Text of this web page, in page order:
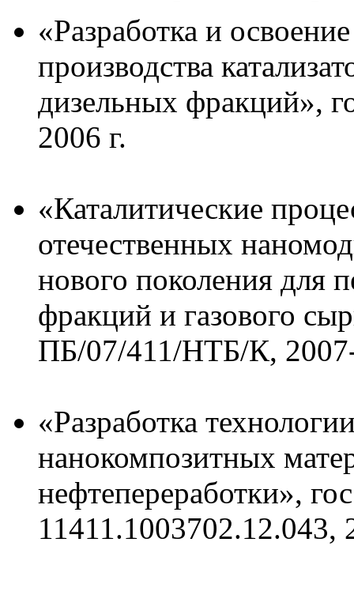
«Разработка и
производства
дизельных фракций»,
2006 г.
«Каталитические
отечественных
нового поколения для
фракций и газового
ПБ/07/411/НТБ/К, 2007-
«Разработка
нанокомпозитных
нефтепереработки»,
11411.1003702.12.043,